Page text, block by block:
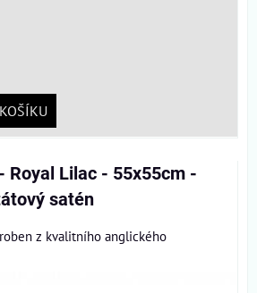
Royal Lilac - 55x55cm -
satén
z kvalitního anglického